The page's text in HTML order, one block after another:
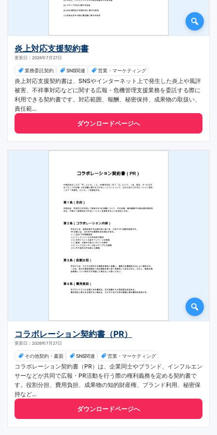
炎上対応支援契約書
更新日：2026年7月27日
業務委託契約 SNS関連 営業・マーケティング
炎上対応支援契約書は、SNSやインターネット上で発生した炎上や風評
被害、不祥事対応などに関する広報・危機管理支援業務を委託する際に
利用できる契約書です。対応範囲、報酬、秘密保持、成果物の取扱い、
責任範...
ダウンロードページへ
コラボレーション契約書（PR）
更新日：2026年7月27日
その他契約・書面 SNS関連 営業・マーケティング
コラボレーション契約書（PR）は、企業同士やブランド、インフルエン
サーなどが共同で広報・PR活動を行う際の権利義務を定める契約書で
す。役割分担、費用負担、成果物の知的財産権、ブランド利用、秘密保
持など...
ダウンロードページへ